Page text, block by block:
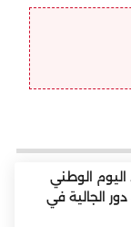
اليوم الوطني
الجالية في